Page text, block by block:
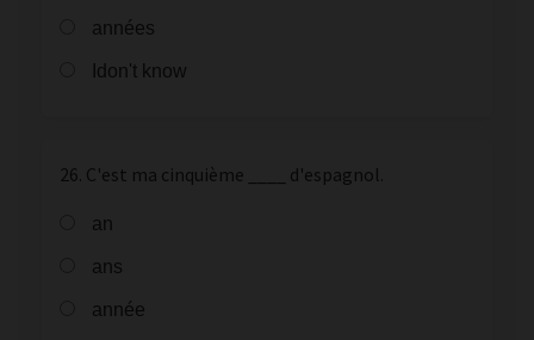
années
Idon't know
26. C'est ma cinquième ____ d'espagnol.
an
ans
année